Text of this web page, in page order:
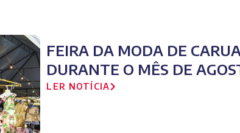
FEIRA DA MODA DE
DURANTE O MÊS DE
LER NOTÍCIA